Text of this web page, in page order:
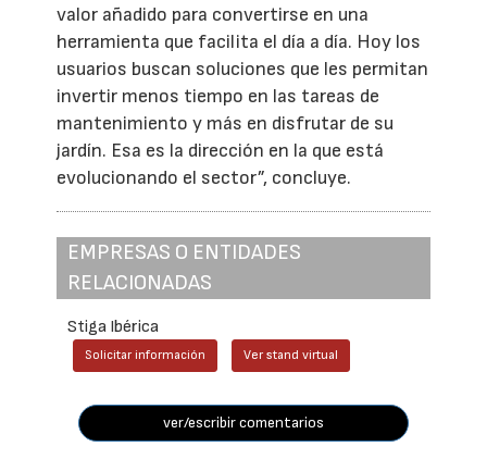
valor añadido para convertirse en una
herramienta que facilita el día a día. Hoy los
usuarios buscan soluciones que les permitan
invertir menos tiempo en las tareas de
mantenimiento y más en disfrutar de su
jardín. Esa es la dirección en la que está
evolucionando el sector”, concluye.
EMPRESAS O ENTIDADES
RELACIONADAS
Stiga Ibérica
Solicitar información Ver stand virtual
ver/escribir comentarios